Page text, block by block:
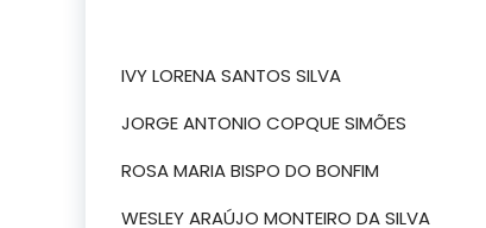
IVY LORENA SANTOS SILVA
JORGE ANTONIO COPQUE SIMÕES
ROSA MARIA BISPO DO BONFIM
WESLEY ARAÚJO MONTEIRO DA SILVA